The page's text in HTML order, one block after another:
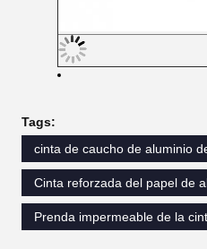
Tags:
cinta de caucho de aluminio
Cinta reforzada del papel de
Prenda impermeable de la